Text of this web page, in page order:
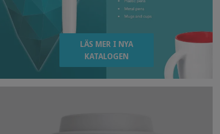
LÄS MER I NYA
KATALOGEN